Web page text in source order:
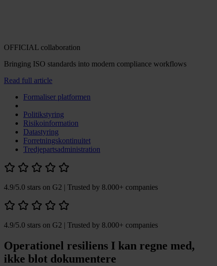
OFFICIAL collaboration
Bringing ISO standards into modern compliance workflows
Read full article
Formaliser platformen
Politikstyring
Risikoinformation
Datastyring
Forretningskontinuitet
Tredjepartsadministration
4.9/5.0 stars on G2 | Trusted by 8.000+ companies
4.9/5.0 stars on G2 | Trusted by 8.000+ companies
Operationel resiliens I kan regne med,
ikke blot dokumentere